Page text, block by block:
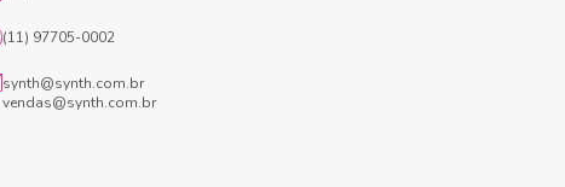
(11) 97705-0002
synth@synth.com.br
vendas@synth.com.br